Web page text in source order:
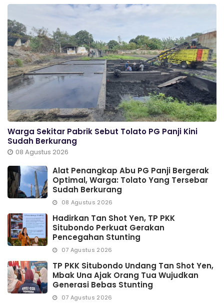
Warga Sekitar Pabrik Sebut Tolato PG Panji Kini
Sudah Berkurang
08 Agustus 2026
Alat Penangkap Abu PG Panji Bergerak
Optimal, Warga: Tolato Yang Tersebar
Sudah Berkurang
08 Agustus 2026
Hadirkan Tan Shot Yen, TP PKK
Situbondo Perkuat Gerakan
Pencegahan Stunting
07 Agustus 2026
TP PKK Situbondo Undang Tan Shot Yen,
Mbak Una Ajak Orang Tua Wujudkan
Generasi Bebas Stunting
07 Agustus 2026